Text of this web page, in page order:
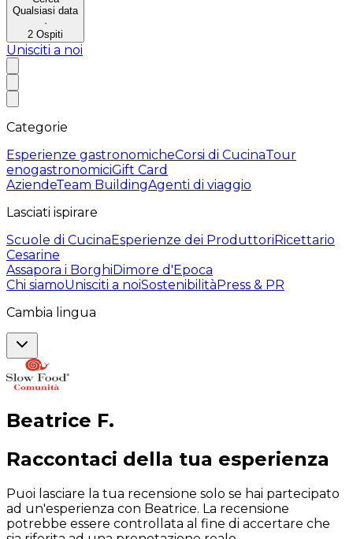
Qualsiasi data
·
2 Ospiti
Unisciti a noi
Categorie
Esperienze gastronomicheCorsi di CucinaTour
enogastronomiciGift Card
AziendeTeam BuildingAgenti di viaggio
Lasciati ispirare
Scuole di CucinaEsperienze dei ProduttoriRicettario
Cesarine
Assapora i BorghiDimore d'Epoca
Chi siamoUnisciti a noiSostenibilitàPress & PR
Cambia lingua
Beatrice F.
Raccontaci della tua esperienza
Puoi lasciare la tua recensione solo se hai partecipato
ad un'esperienza con Beatrice. La recensione
potrebbe essere controllata al fine di accertare che